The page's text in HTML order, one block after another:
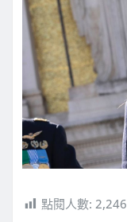
點閱人數: 2,246